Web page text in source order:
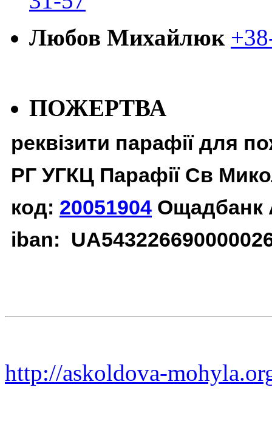
Любов Михайлюк
ПОЖЕРТВА
реквізити парафії для
РГ УГКЦ Парафії Св
код: 20051904 Ощадбанк
iban:
http://askoldova-